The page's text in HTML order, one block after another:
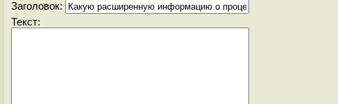
Заголовок:
Текст: